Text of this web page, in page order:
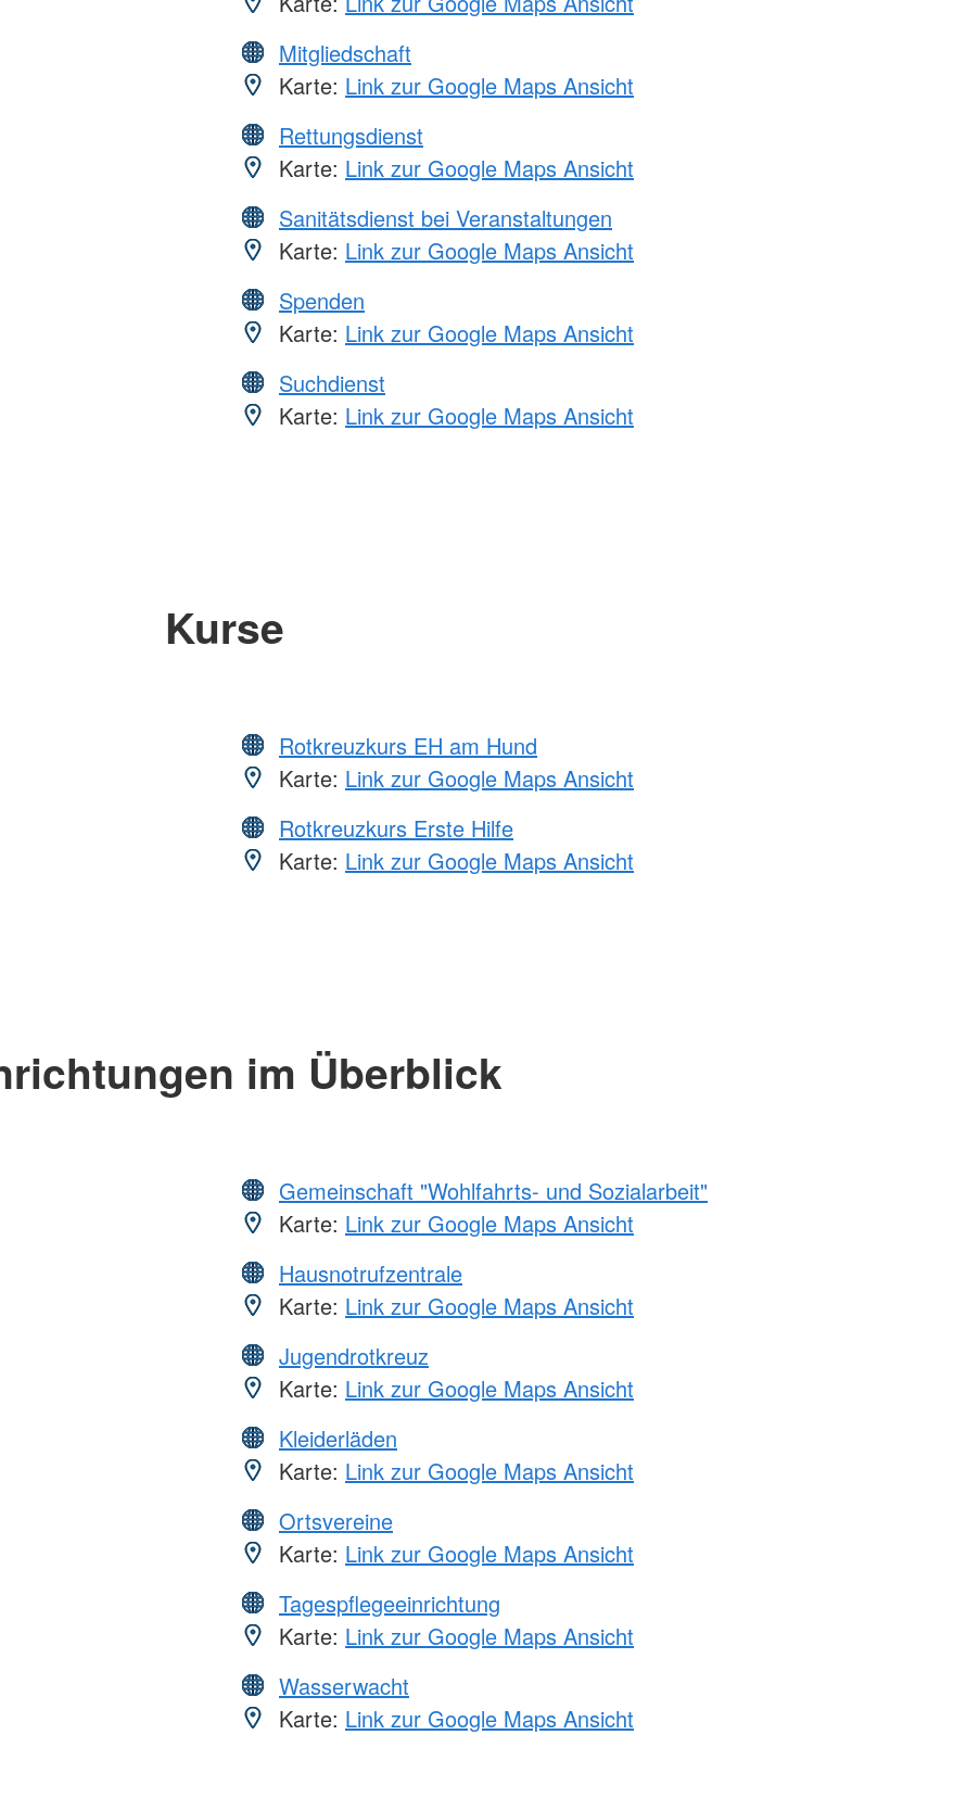
Mitgliedschaft
Karte: Link zur Google Maps Ansicht
Rettungsdienst
Karte: Link zur Google Maps Ansicht
Sanitätsdienst bei Veranstaltungen
Karte: Link zur Google Maps Ansicht
Spenden
Karte: Link zur Google Maps Ansicht
Suchdienst
Karte: Link zur Google Maps Ansicht
Kurse
Rotkreuzkurs EH am Hund
Karte: Link zur Google Maps Ansicht
Rotkreuzkurs Erste Hilfe
Karte: Link zur Google Maps Ansicht
im Überblick
Gemeinschaft "Wohlfahrts- und Sozialarbeit"
Karte: Link zur Google Maps Ansicht
Hausnotrufzentrale
Karte: Link zur Google Maps Ansicht
Jugendrotkreuz
Karte: Link zur Google Maps Ansicht
Kleiderläden
Karte: Link zur Google Maps Ansicht
Ortsvereine
Karte: Link zur Google Maps Ansicht
Tagespflegeeinrichtung
Karte: Link zur Google Maps Ansicht
Wasserwacht
Karte: Link zur Google Maps Ansicht